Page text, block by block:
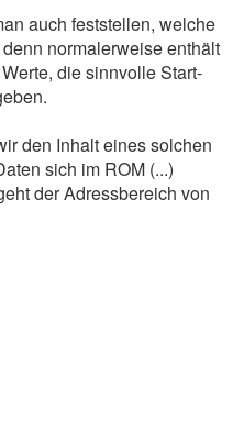
auch feststellen, welche
normalerweise enthält
die sinnvolle Start-
den Inhalt eines solchen
sich im ROM (...)
der Adressbereich von